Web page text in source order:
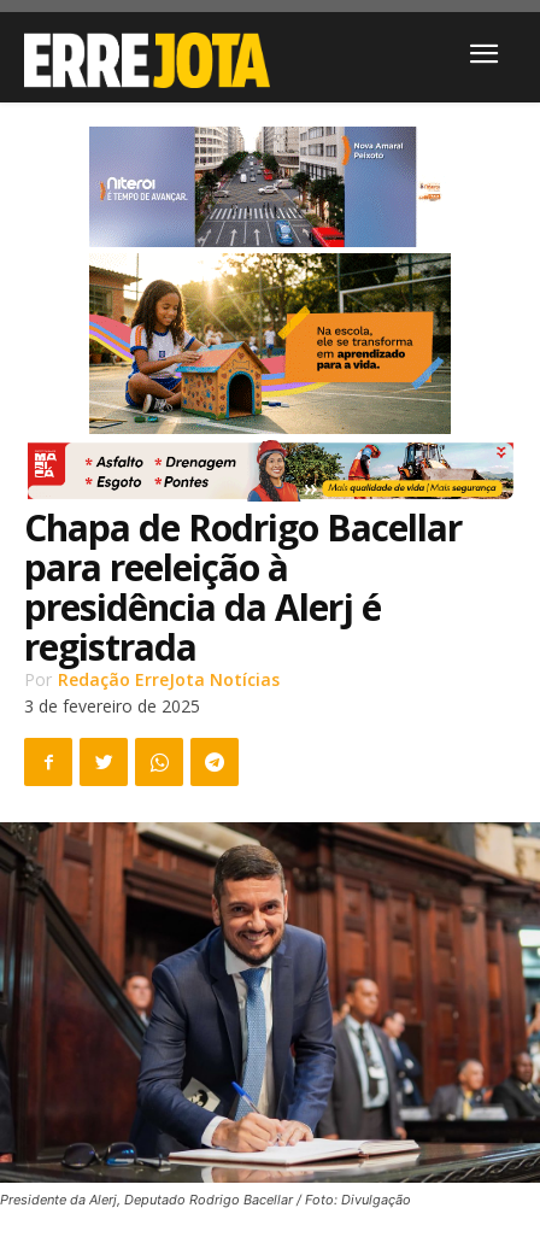
Chapa de Rodrigo Bacellar
para reeleição à
presidência da Alerj é
registrada
Por Redação ErreJota Notícias
3 de fevereiro de 2025
Presidente da Alerj, Deputado Rodrigo Bacellar / Foto: Divulgação